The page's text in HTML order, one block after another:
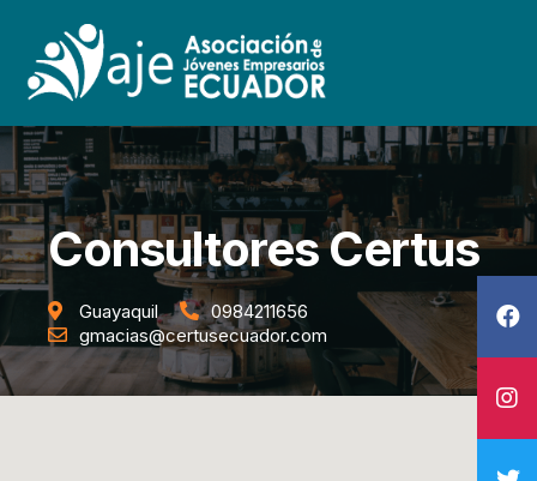
Consultores Certus
Guayaquil
0984211656
gmacias@certusecuador.com